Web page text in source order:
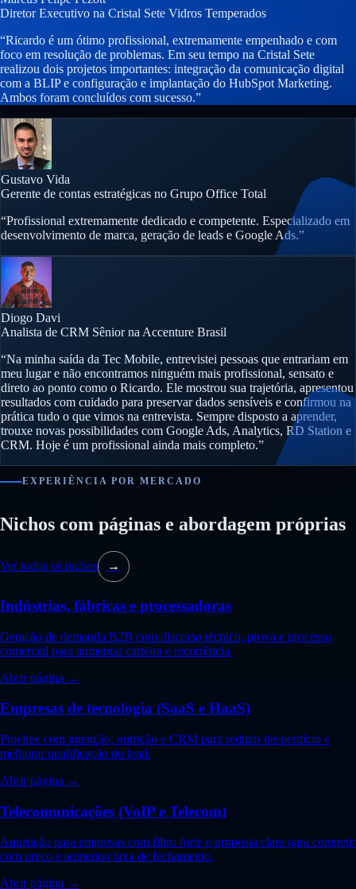
Diretor Executivo na Cristal Sete Vidros Temperados
“Ricardo é um ótimo profissional, extremamente empenhado e com
foco em resolução de problemas. Em seu tempo na Cristal Sete
realizou dois projetos importantes: integração da comunicação digital
com a BLIP e configuração e implantação do HubSpot Marketing.
Ambos foram concluídos com sucesso.”
Gustavo Vida
Gerente de contas estratégicas no Grupo Office Total
“Profissional extremamente dedicado e competente. Especializado em
desenvolvimento de marca, geração de leads e Google Ads.”
Diogo Davi
Analista de CRM Sênior na Accenture Brasil
“Na minha saída da Tec Mobile, entrevistei pessoas que entrariam em
meu lugar e não encontramos ninguém mais profissional, sensato e
direto ao ponto como o Ricardo. Ele mostrou sua trajetória, apresentou
resultados com cuidado para preservar dados sensíveis e confirmou na
prática tudo o que vimos na entrevista. Sempre disposto a aprender,
trouxe novas possibilidades com Google Ads, Analytics, RD Station e
CRM. Hoje é um profissional ainda mais completo.”
EXPERIÊNCIA POR MERCADO
Nichos com páginas e abordagem próprias
Ver todos os nichos →
Indústrias, fábricas e processadoras
Geração de demanda B2B com discurso técnico, prova e processo
comercial para aumentar carteira e recorrência.
Abrir página →
Empresas de tecnologia (SaaS e HaaS)
Pipeline com intenção, nutrição e CRM para reduzir desperdício e
melhorar qualificação do lead.
Abrir página →
Telecomunicações (VoIP e Telecom)
Aquisição para empresas com filtro forte e proposta clara para competir
com preço e aumentar taxa de fechamento.
Abrir página →